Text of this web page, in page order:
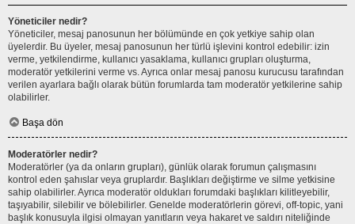
Yöneticiler nedir?
Yöneticiler, mesaj panosunun her bölümünde en çok yetkiye sahip olan
üyelerdir. Bu üyeler, mesaj panosunun her türlü işlevini kontrol edebilir: izin
verme, yetkilendirme, kullanıcı yasaklama, kullanıcı grupları oluşturma,
moderatör yetkilerini verme vs. Ayrıca onlar mesaj panosu kurucusu tarafından
verilen ayarlara bağlı olarak bütün forumlarda tam moderatör yetkilerine sahip
olabilirler.
Başa dön
Moderatörler nedir?
Moderatörler (ya da onların grupları), günlük olarak forumun çalışmasını
kontrol eden şahıslar veya gruplardır. Başlıkları değiştirme ve silme yetkisine
sahip olabilirler. Ayrıca moderatör oldukları forumdaki başlıkları kilitleyebilir,
taşıyabilir, silebilir ve bölebilirler. Genelde moderatörlerin görevi, off-topic, yani
başlık konusuyla ilgisi olmayan yanıtların veya hakaret ve saldırı niteliğinde